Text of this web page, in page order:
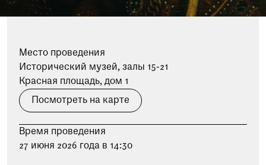
Просим вас пройти опрос
о качестве работы музея. Ваше
Пройти опрос
Место проведения
Исторический музей, залы 15-21
Красная площадь, дом 1
Посмотреть на карте
Время проведения
27 июня 2026 года в 14:30